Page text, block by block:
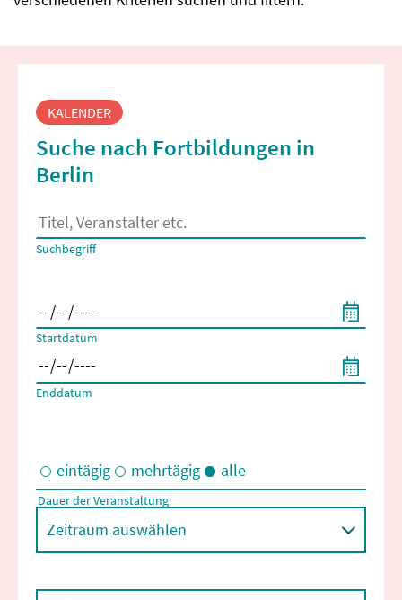
Fortbildungssuche
KALENDER
Suche nach Fortbildungen in
Berlin
Es erscheinen Suchvorschläge, wenn mindestens 2 Zeichen
Suchbegriff
Startdatum
Enddatum
Eintägige und/oder mehrtägige Veranstaltungen
eintägig mehrtägig alle
Dauer der Veranstaltung
Zeitraum auswählen